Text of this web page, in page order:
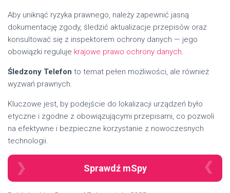
Aby uniknąć ryzyka prawnego, należy zapewnić jasną
dokumentację zgody, śledzić aktualizacje przepisów oraz
konsultować się z inspektorem ochrony danych — jego
obowiązki reguluje krajowe prawo ochrony danych.
Śledzony Telefon to temat pełen możliwości, ale również
wyzwań prawnych.
Kluczowe jest, by podejście do lokalizacji urządzeń było
etyczne i zgodne z obowiązującymi przepisami, co pozwoli
na efektywne i bezpieczne korzystanie z nowoczesnych
technologii.
Sprawdź mSpy